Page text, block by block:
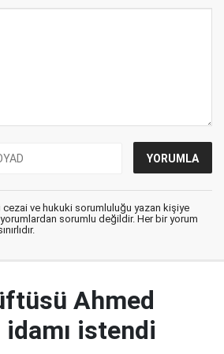
cezai ve hukuki sorumluluğu yazan kişiye
sorumlu değildir. Her bir yorum
Ahmed
istendi